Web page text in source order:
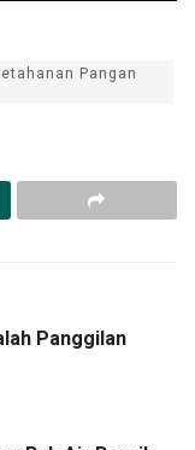
Pangan
Panggilan